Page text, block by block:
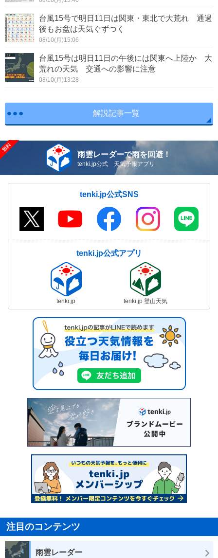
台風15号で明日11日は関東・東北で大荒れ 通過
後もお盆は天気ぐずつく
08/10(月)15:06
台風15号は明日11日の午後には関東へ上陸か 大
荒れの天気 交通への影響に注意
08/10(月)13:28
解説記事一覧
雨雲レーダーで雨を回避！
tenki.jp公式 天気予報アプリ
tenki.jp公式SNS
tenki.jp公式アプリ
tenki.jp tenki.jp 登山天気
注目のコンテンツ
雨雲レーダー